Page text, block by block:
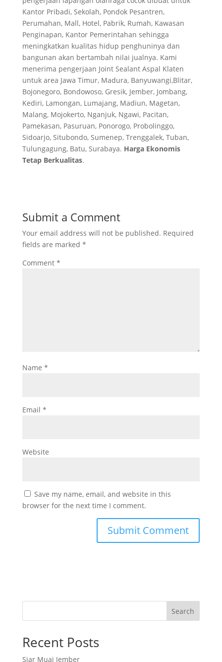
Kantor Pribadi, Sekolah, Pondok Pesantren,
Perumahan, Mall, Hotel, Pabrik, Rumah, Kawasan
Penginapan, Kantor Pemerintahan sehingga
meningkatkan kualitas hidup penghuninya dan
bangunan akan bertambah nilai jualnya. Kami
menerima pengerjaan Joint Sealant Aspal Klaten
untuk area Jawa Timur, Madura, Banyuwangi,Blitar,
Bojonegoro, Bondowoso, Gresik, Jember, Jombang,
Kediri, Lamongan, Lumajang, Madiun, Magetan,
Malang, Mojokerto, Nganjuk, Ngawi, Pacitan,
Pamekasan, Pasuruan, Ponorogo, Probolinggo,
Sidoarjo, Situbondo, Sumenep, Trenggalek, Tuban,
Tulungagung, Batu, Surabaya. Harga Ekonomis
Tetap Berkualitas.
Submit a Comment
Your email address will not be published. Required
fields are marked *
Comment *
Name *
Email *
Website
Save my name, email, and website in this
browser for the next time I comment.
Search
Recent Posts
Siar Muai Jember